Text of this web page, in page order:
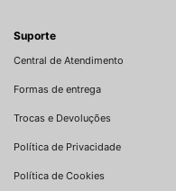
Suporte
Central de Atendimento
Formas de entrega
Trocas e Devoluções
Política de Privacidade
Política de Cookies